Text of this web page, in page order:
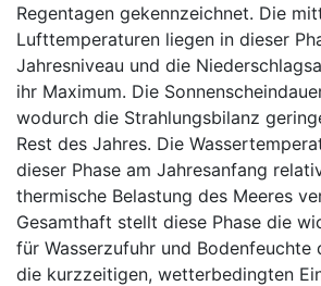
Regentagen gekennzeichnet. Die
Lufttemperaturen liegen in dieser
Jahresniveau und die
ihr Maximum. Die
wodurch die Strahlungsbilanz
Rest des Jahres. Die
dieser Phase am Jahresanfang
thermische Belastung des Meeres
Gesamthaft stellt diese Phase die
für Wasserzufuhr und Bodenfeuchte
die kurzzeitigen, wetterbedingten